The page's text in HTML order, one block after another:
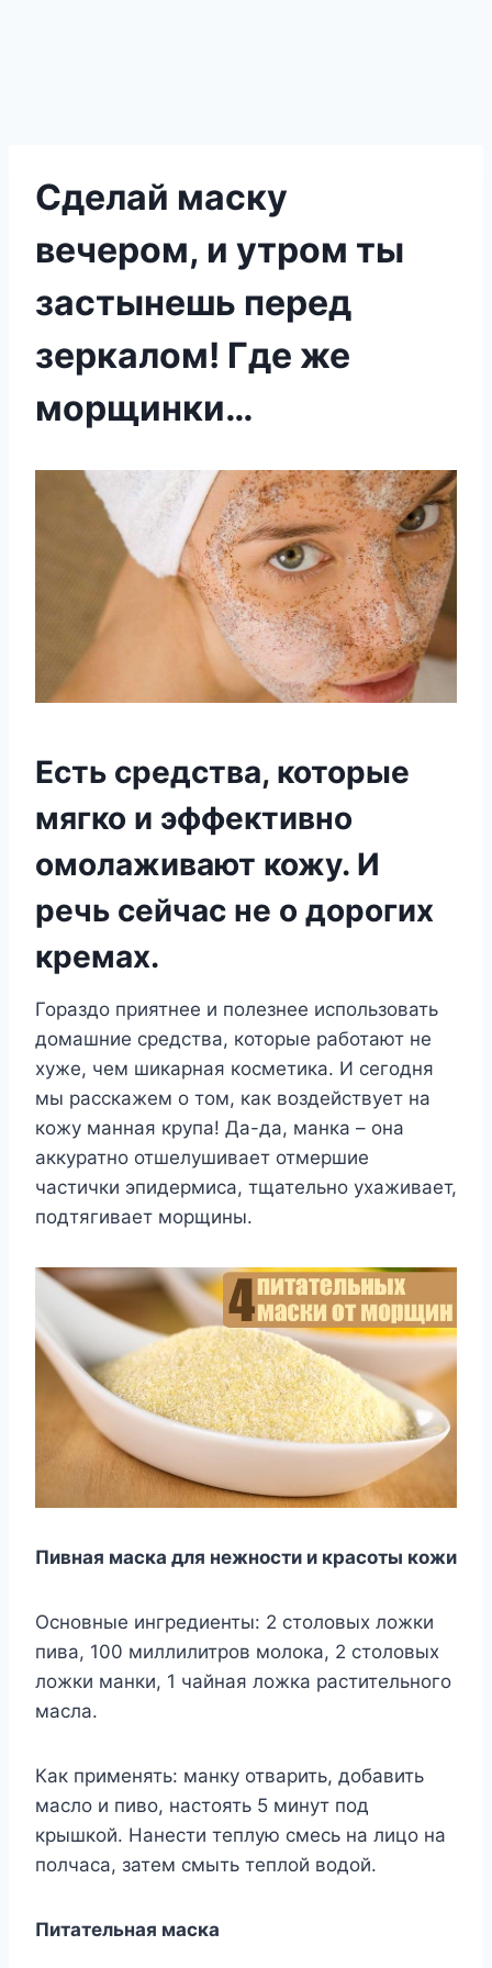
Сделай маску
вечером, и утром ты
застынешь перед
зеркалом! Где же
морщинки…
Есть средства, которые
мягко и эффективно
омолаживают кожу. И
речь сейчас не о дорогих
кремах.
Гораздо приятнее и полезнее использовать
домашние средства, которые работают не
хуже, чем шикарная косметика. И сегодня
мы расскажем о том, как воздействует на
кожу манная крупа! Да-да, манка – она
аккуратно отшелушивает отмершие
частички эпидермиса, тщательно ухаживает,
подтягивает морщины.
Пивная маска для нежности и красоты кожи
Основные ингредиенты: 2 столовых ложки
пива, 100 миллилитров молока, 2 столовых
ложки манки, 1 чайная ложка растительного
масла.
Как применять: манку отварить, добавить
масло и пиво, настоять 5 минут под
крышкой. Нанести теплую смесь на лицо на
полчаса, затем смыть теплой водой.
Питательная маска